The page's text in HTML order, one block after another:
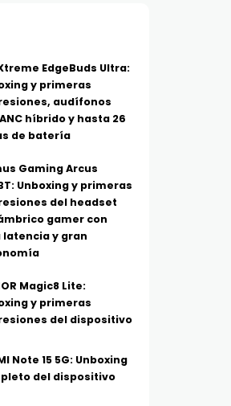
EdgeBuds Ultra:
y primeras
audífonos
híbrido y hasta 26
de batería
Gaming Arcus
Unboxing y primeras
del headset
gamer con
latencia y gran
Magic8 Lite:
y primeras
del dispositivo
Note 15 5G: Unboxing
del dispositivo